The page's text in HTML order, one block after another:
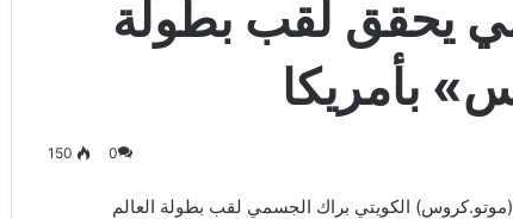
يحقق لقب بطولة
بأمريكا
0
150
الكويتي براك الجسمي لقب بطولة العالم